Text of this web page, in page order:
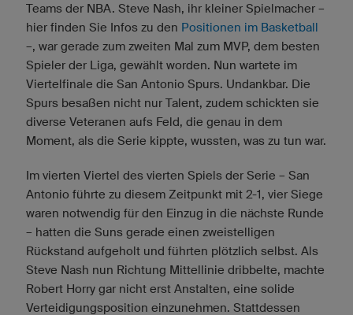
Teams der NBA. Steve Nash, ihr kleiner Spielmacher –
hier finden Sie Infos zu den Positionen im Basketball
–, war gerade zum zweiten Mal zum MVP, dem besten
Spieler der Liga, gewählt worden. Nun wartete im
Viertelfinale die San Antonio Spurs. Undankbar. Die
Spurs besaßen nicht nur Talent, zudem schickten sie
diverse Veteranen aufs Feld, die genau in dem
Moment, als die Serie kippte, wussten, was zu tun war.
Im vierten Viertel des vierten Spiels der Serie – San
Antonio führte zu diesem Zeitpunkt mit 2-1, vier Siege
waren notwendig für den Einzug in die nächste Runde
– hatten die Suns gerade einen zweistelligen
Rückstand aufgeholt und führten plötzlich selbst. Als
Steve Nash nun Richtung Mittellinie dribbelte, machte
Robert Horry gar nicht erst Anstalten, eine solide
Verteidigungsposition einzunehmen. Stattdessen